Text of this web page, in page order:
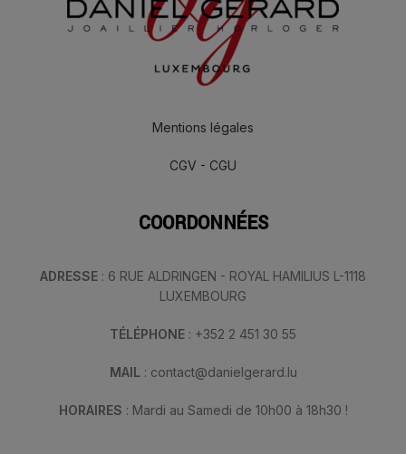
Mentions légales
CGV - CGU
COORDONNÉES
ADRESSE : 6 RUE ALDRINGEN - ROYAL HAMILIUS L-1118
LUXEMBOURG
TÉLÉPHONE : +352 2 451 30 55
MAIL : contact@danielgerard.lu
HORAIRES : Mardi au Samedi de 10h00 à 18h30 !